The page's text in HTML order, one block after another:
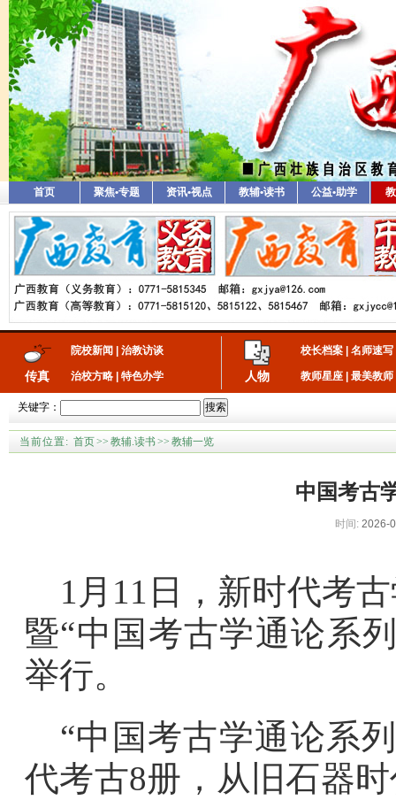
首页 聚焦•专题 资讯•视点 教辅•读书 公益•助学
传真
院校新闻 治教访谈
治校方略 特色办学 人物
校长档案 名师速写
教师星座 最美教师
关键字： 搜索
当前位置: 首页>> 教辅.读书>> 教辅一览
中国考古
时间: 2026-
1月11日，新时代考
暨“中国考古学通论系
举行。
“中国考古学通论系
代考古8册，从旧石器